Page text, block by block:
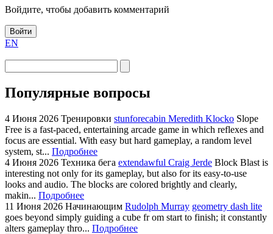
Войдите, чтобы добавить комментарий
Войти
EN
Популярные вопросы
4 Июня 2026 Тренировки stunforecabin Meredith Klocko Slope
Free is a fast-paced, entertaining arcade game in which reflexes and
focus are essential. With easy but hard gameplay, a random level
system, st... Подробнее
4 Июня 2026 Техника бега extendawful Craig Jerde Block Blast is
interesting not only for its gameplay, but also for its easy-to-use
looks and audio. The blocks are colored brightly and clearly,
makin... Подробнее
11 Июня 2026 Начинающим Rudolph Murray geometry dash lite
goes beyond simply guiding a cube fr om start to finish; it constantly
alters gameplay thro... Подробнее